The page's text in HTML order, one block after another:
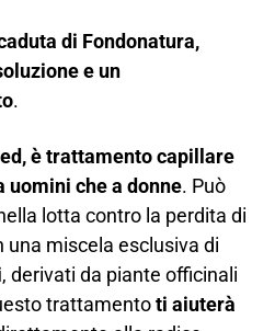
di Fondonatura,
e un
.
è trattamento capillare
uomini che a donne. Può
lotta contro la perdita di
miscela esclusiva di
, derivati da piante officinali
trattamentoti aiuterà